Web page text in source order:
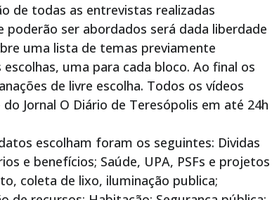
de todas as entrevistas realizadas
ser abordados será dada liberdade
uma lista de temas previamente
uma para cada bloco. Ao final os
de livre escolha. Todos os vídeos
Jornal O Diário de Teresópolis em até 24h
escolham foram os seguintes: Dividas
e benefícios; Saúde, UPA, PSFs e projetos
coleta de lixo, iluminação publica;